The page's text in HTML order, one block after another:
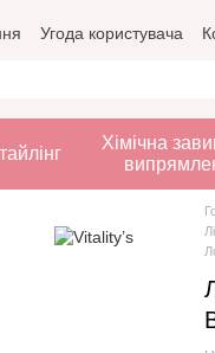
Угода користувача
Хімічна